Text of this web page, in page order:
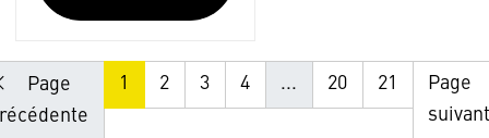
Page
1 2 3 4 ... 20 21
Page